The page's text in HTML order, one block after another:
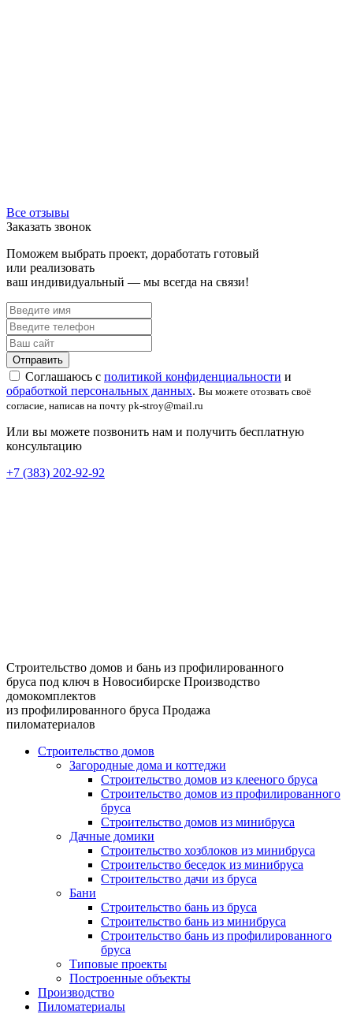
Все отзывы
Заказать звонок
Поможем выбрать проект, доработать готовый
или реализовать
ваш индивидуальный — мы всегда на связи!
Соглашаюсь с политикой конфиденциальности и
обработкой персональных данных. Вы можете отозвать своё
согласие, написав на почту pk-stroy@mail.ru
Или вы можете позвонить нам и получить бесплатную
консультацию
+7 (383) 202-92-92
Строительство домов и бань из профилированного
бруса под ключ в Новосибирске Производство
домокомплектов
из профилированного бруса Продажа
пиломатериалов
Строительство домов
Загородные дома и коттеджи
Строительство домов из клееного бруса
Строительство домов из профилированного
бруса
Строительство домов из минибруса
Дачные домики
Строительство хозблоков из минибруса
Строительство беседок из минибруса
Строительство дачи из бруса
Бани
Строительство бань из бруса
Строительство бань из минибруса
Строительство бань из профилированного
бруса
Типовые проекты
Построенные объекты
Производство
Пиломатериалы